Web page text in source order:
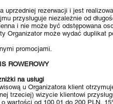
uprzedniej rezerwacji i jest
przysługuje niezależnie od
i nie może być odstępowana
Organizator może wydać duplikat
promocjami.
ROWEROWY
na usługi
u Organizatora klient
trzeciej) wizycie klientowi
wartości od 100,01 do 200 PLN,